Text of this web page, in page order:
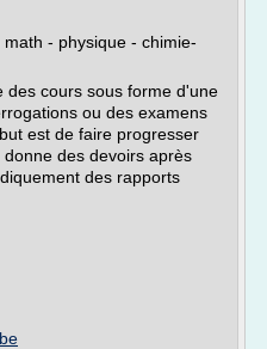
- physique - chimie-
des cours sous forme d'une
ou des examens
est de faire progresser
des devoirs après
des rapports